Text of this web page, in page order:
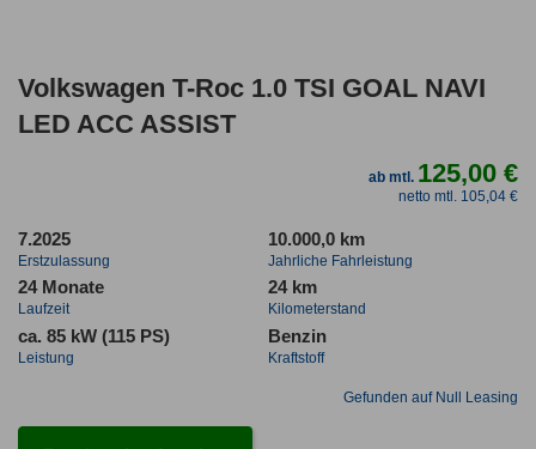
Volkswagen T-Roc 1.0 TSI GOAL NAVI
LED ACC ASSIST
ab mtl. 125,00 €
netto mtl. 105,04 €
7.2025
Erstzulassung
10.000,0 km
Jahrliche Fahrleistung
24 Monate
Laufzeit
24 km
Kilometerstand
ca. 85 kW (115 PS)
Leistung
Benzin
Kraftstoff
Gefunden auf Null Leasing